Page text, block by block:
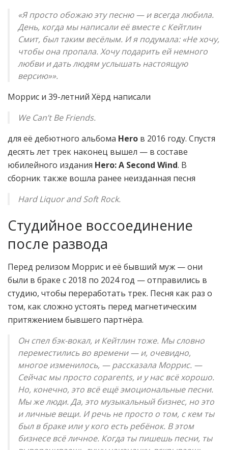
«Я просто обожаю эту песню — и всегда любила.
День, когда мы написали её вместе с Кейтлин
Смит, был таким весёлым. И я подумала: «Не хочу,
чтобы она пропала. Хочу подарить ей немного
любви и дать людям услышать настоящую
версию»».
Моррис и 39-летний Хёрд написали
We Can’t Be Friends.
для её дебютного альбома Hero в 2016 году. Спустя
десять лет трек наконец вышел — в составе
юбилейного издания Hero: A Second Wind. В
сборник также вошла ранее неизданная песня
Hard Liquor and Soft Rock.
Студийное воссоединение
после развода
Перед релизом Моррис и её бывший муж — они
были в браке с 2018 по 2024 год — отправились в
студию, чтобы переработать трек. Песня как раз о
том, как сложно устоять перед магнетическим
притяжением бывшего партнёра.
Он спел бэк-вокал, и Кейтлин тоже. Мы словно
переместились во времени — и, очевидно,
многое изменилось, — рассказала Моррис. —
Сейчас мы просто coparents, и у нас всё хорошо.
Но, конечно, это всё ещё эмоциональные песни.
Мы же люди. Да, это музыкальный бизнес, но это
и личные вещи. И речь не просто о том, с кем ты
был в браке или у кого есть ребёнок. В этом
бизнесе всё личное. Когда ты пишешь песни, ты